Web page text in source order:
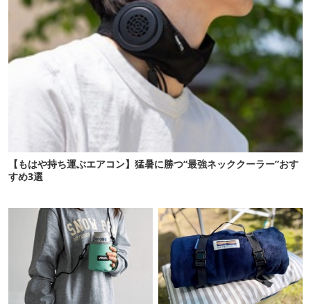
【もはや持ち運ぶエアコン】猛暑に勝つ“最強ネッククーラー”おす
すめ3選